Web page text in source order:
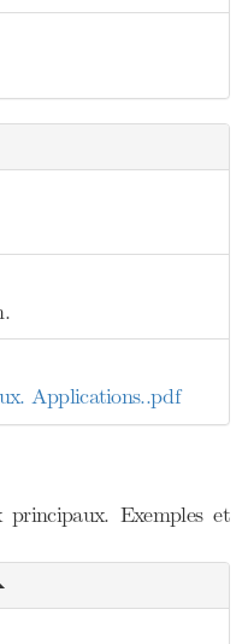
Applications..pdf
Exemples et